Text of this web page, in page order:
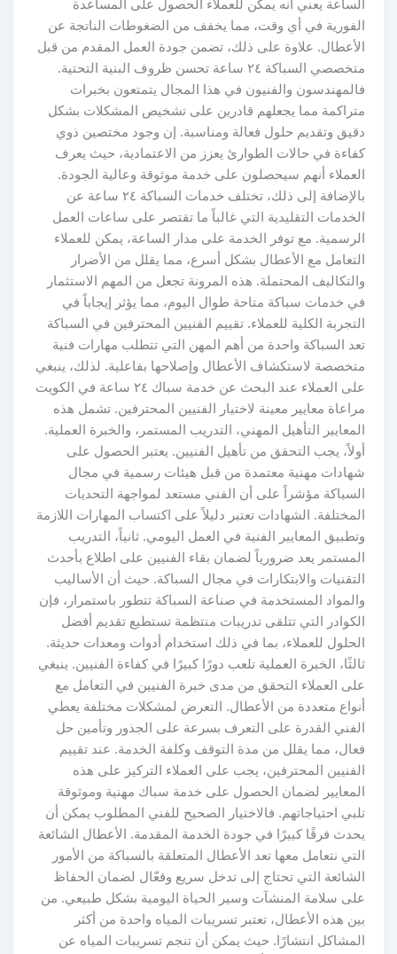
الساعة يعني أنه يمكن للعملاء الحصول على المساعدة
الفورية في أي وقت، مما يخفف من الضغوطات الناتجة عن
الأعطال. علاوة على ذلك، تضمن جودة العمل المقدم من قبل
متخصصي السباكة ٢٤ ساعة تحسن ظروف البنية التحتية.
فالمهندسون والفنيون في هذا المجال يتمتعون بخبرات
متراكمة مما يجعلهم قادرين على تشخيص المشكلات بشكل
دقيق وتقديم حلول فعالة ومناسبة. إن وجود مختصين ذوي
كفاءة في حالات الطوارئ يعزز من الاعتمادية، حيث يعرف
العملاء أنهم سيحصلون على خدمة موثوقة وعالية الجودة.
بالإضافة إلى ذلك، تختلف خدمات السباكة ٢٤ ساعة عن
الخدمات التقليدية التي غالباً ما تقتصر على ساعات العمل
الرسمية. مع توفر الخدمة على مدار الساعة، يمكن للعملاء
التعامل مع الأعطال بشكل أسرع، مما يقلل من الأضرار
والتكاليف المحتملة. هذه المرونة تجعل من المهم الاستثمار
في خدمات سباكة متاحة طوال اليوم، مما يؤثر إيجاباً في
التجربة الكلية للعملاء. تقييم الفنيين المحترفين في السباكة
تعد السباكة واحدة من أهم المهن التي تتطلب مهارات فنية
متخصصة لاستكشاف الأعطال وإصلاحها بفاعلية. لذلك، ينبغي
على العملاء عند البحث عن خدمة سباك ٢٤ ساعة في الكويت
مراعاة معايير معينة لاختيار الفنيين المحترفين. تشمل هذه
المعايير التأهيل المهني، التدريب المستمر، والخبرة العملية.
أولاً، يجب التحقق من تأهيل الفنيين. يعتبر الحصول على
شهادات مهنية معتمدة من قبل هيئات رسمية في مجال
السباكة مؤشراً على أن الفني مستعد لمواجهة التحديات
المختلفة. الشهادات تعتبر دليلاً على اكتساب المهارات اللازمة
وتطبيق المعايير الفنية في العمل اليومي. ثانياً، التدريب
المستمر يعد ضرورياً لضمان بقاء الفنيين على اطلاع بأحدث
التقنيات والابتكارات في مجال السباكة. حيث أن الأساليب
والمواد المستخدمة في صناعة السباكة تتطور باستمرار، فإن
الكوادر التي تتلقى تدريبات منتظمة تستطيع تقديم أفضل
الحلول للعملاء، بما في ذلك استخدام أدوات ومعدات حديثة.
ثالثًا، الخبرة العملية تلعب دورًا كبيرًا في كفاءة الفنيين. ينبغي
على العملاء التحقق من مدى خبرة الفنيين في التعامل مع
أنواع متعددة من الأعطال. التعرض لمشكلات مختلفة يعطي
الفني القدرة على التعرف بسرعة على الجذور وتأمين حل
فعال، مما يقلل من مدة التوقف وكلفة الخدمة. عند تقييم
الفنيين المحترفين، يجب على العملاء التركيز على هذه
المعايير لضمان الحصول على خدمة سباك مهنية وموثوقة
تلبي احتياجاتهم. فالاختيار الصحيح للفني المطلوب يمكن أن
يحدث فرقًا كبيرًا في جودة الخدمة المقدمة. الأعطال الشائعة
التي نتعامل معها تعد الأعطال المتعلقة بالسباكة من الأمور
الشائعة التي تحتاج إلى تدخل سريع وفعّال لضمان الحفاظ
على سلامة المنشآت وسير الحياة اليومية بشكل طبيعي. من
بين هذه الأعطال، تعتبر تسريبات المياه واحدة من أكثر
المشاكل انتشارًا. حيث يمكن أن تنجم تسريبات المياه عن